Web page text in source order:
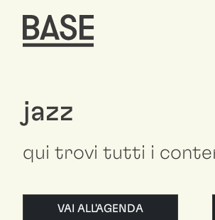
jazz
qui trovi tutti i
VAI ALL'AGENDA